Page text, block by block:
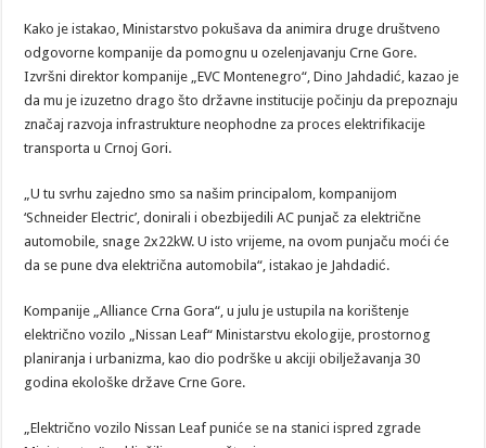
Kako je istakao, Ministarstvo pokušava da animira druge društveno
odgovorne kompanije da pomognu u ozelenjavanju Crne Gore.
Izvršni direktor kompanije „EVC Montenegro“, Dino Jahdadić, kazao je
da mu je izuzetno drago što državne institucije počinju da prepoznaju
značaj razvoja infrastrukture neophodne za proces elektrifikacije
transporta u Crnoj Gori.
„U tu svrhu zajedno smo sa našim principalom, kompanijom
‘Schneider Electric’, donirali i obezbijedili AC punjač za električne
automobile, snage 2x22kW. U isto vrijeme, na ovom punjaču moći će
da se pune dva električna automobila“, istakao je Jahdadić.
Kompanije „Alliance Crna Gora“, u julu je ustupila na korištenje
električno vozilo „Nissan Leaf“ Ministarstvu ekologije, prostornog
planiranja i urbanizma, kao dio podrške u akciji obilježavanja 30
godina ekološke države Crne Gore.
„Električno vozilo Nissan Leaf puniće se na stanici ispred zgrade